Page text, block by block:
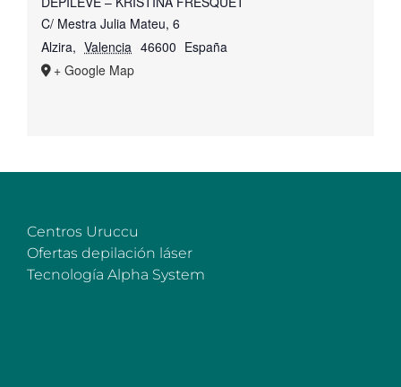
C/ Mestra Julia Mateu, 6
Alzira, Valencia 46600 España
+ Google Map
Centros Uruccu
Ofertas depilación láser
Tecnología Alpha System